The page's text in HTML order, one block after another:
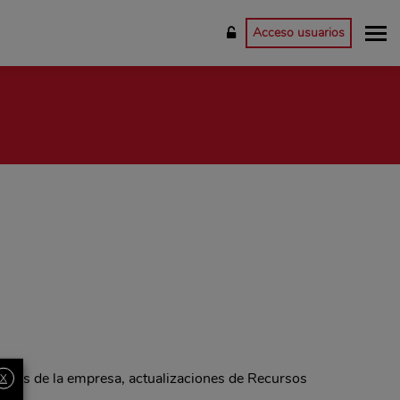
Acceso usuarios
de la empresa, actualizaciones de Recursos
X